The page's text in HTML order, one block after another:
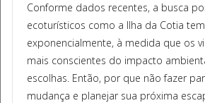
Conforme dados recentes, a busca
ecoturísticos como a Ilha da Cotia
exponencialmente, à medida que os
mais conscientes do impacto
escolhas. Então, por que não fazer
mudança e planejar sua próxima